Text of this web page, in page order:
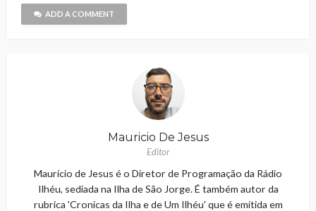
ADD A COMMENT
Mauricio De Jesus
Editor
Maurício de Jesus é o Diretor de Programação da Rádio
Ilhéu, sediada na Ilha de São Jorge. É também autor da
rubrica 'Cronicas da Ilha e de Um Ilhéu' que é emitida em